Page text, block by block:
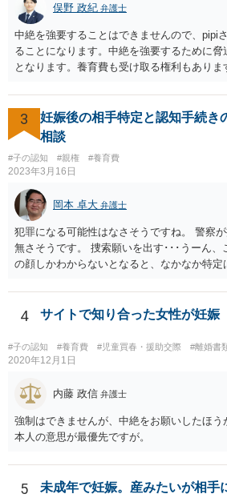
俣野 政紀 弁護士
中絶を強要することはできませんので、pipi
ることになります。中絶を強要するために
となります。養育費も受け取る権利もあり
勧めします。
3
妊娠後の相手特定と認知手続き
相談
#子の認知 #親権 #養育費
2023年3月16日
岡本 卓大 弁護士
犯罪になる可能性はなさそうですね。 警察
無さそうです。 捜索願いを出す･･･うーん
の顔しかわからないとなると、なかなか特
4 サイトで知り合った女性が妊娠
#子の認知 #養育費 #児童買春・援助交際 #離婚書
2020年12月1日
内藤 政信 弁護士
強制はできませんが、中絶をお願いしたほう
本人の意思が最優先ですが。
5
未成年で妊娠。産みたいが相手